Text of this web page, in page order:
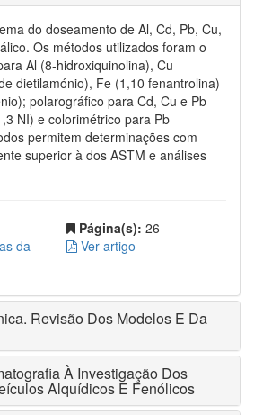
do doseamento de Al, Cd, Pb, Cu,
Os métodos utilizados foram o
Al (8-hidroxiquinolina), Cu
dietilamónio), Fe (1,10 fenantrolina)
polarográfico para Cd, Cu e Pb
NI) e colorimétrico para Pb
permitem determinações com
superior à dos ASTM e análises
da
Página(s): 26
Ver artigo
Revisão Dos Modelos E Da
À Investigação Dos
Alquídicos E Fenólicos